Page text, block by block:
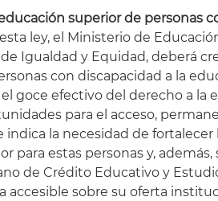
superior de personas
ley, el Ministerio de
Igualdad y Equidad, deberá
con discapacidad a la
goce efectivo del derecho a la
para el acceso,
indica la necesidad de
para estas personas y, además,
de Crédito Educativo y
accesible sobre su oferta